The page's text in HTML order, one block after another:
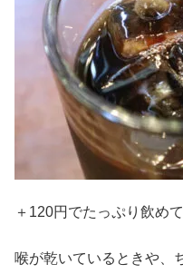
＋120円でたっぷり飲め
喉が乾いているときや、